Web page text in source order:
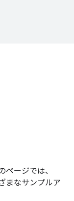
ージでは、
まなサンプルア